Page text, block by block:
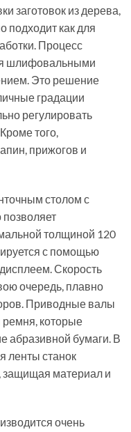
заготовок из дерева,
подходит как для
Процесс
шлифовальными
Это решение
градации
регулировать
того,
прижогов и
столом с
позволяет
толщиной 120
с помощью
Скорость
очередь, плавно
Приводные валы
которые
абразивной бумаги. В
ленты станок
защищая материал и
очень